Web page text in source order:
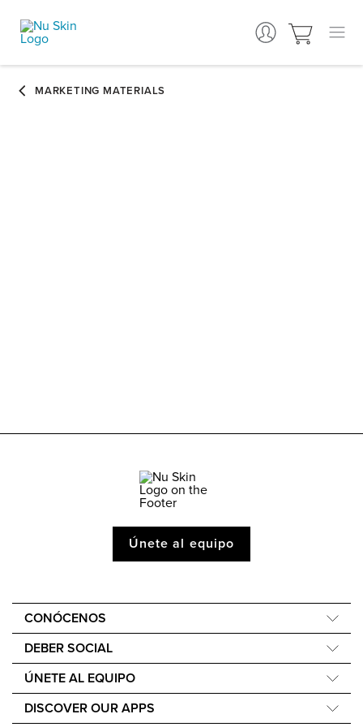
Únete al equipo
CONÓCENOS
Nuestra Historia
40.º aniversario
Careers
DEBER SOCIAL
Force for Good
Nourish the Children
Sostenibilidad
ÚNETE AL EQUIPO
DirectSelling.org
DISCOVER OUR APPS